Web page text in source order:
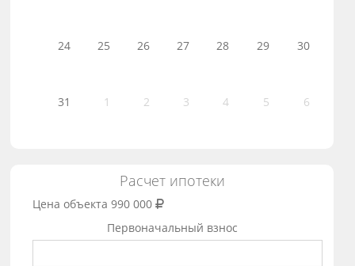
24 25 26 27 28 29 30
31 1 2 3 4 5 6
Расчет ипотеки
Цена объекта 990 000
Первоначальный взнос